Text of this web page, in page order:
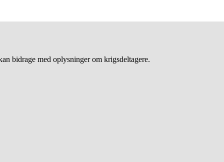
bidrage med oplysninger om krigsdeltagere.